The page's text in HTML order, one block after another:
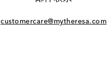
customercare@mytheresa.com